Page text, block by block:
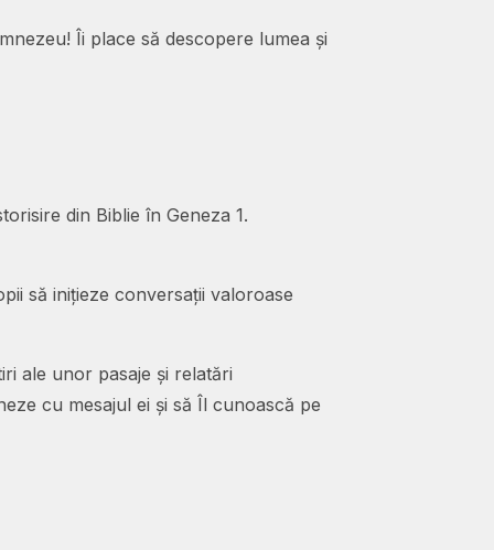
Îi place să descopere lumea și
din Biblie în Geneza 1.
să inițieze conversații valoroase
ale unor pasaje și relatări
cu mesajul ei și să Îl cunoască pe